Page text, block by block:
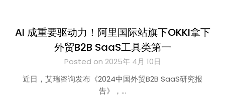
AI 成重要驱动力！阿里国际站旗下OKKI拿下
外贸B2B SaaS工具类第一
Posted on 2025年 4月 10日
近日，艾瑞咨询发布《2024中国外贸B2B SaaS研究报
告》，…